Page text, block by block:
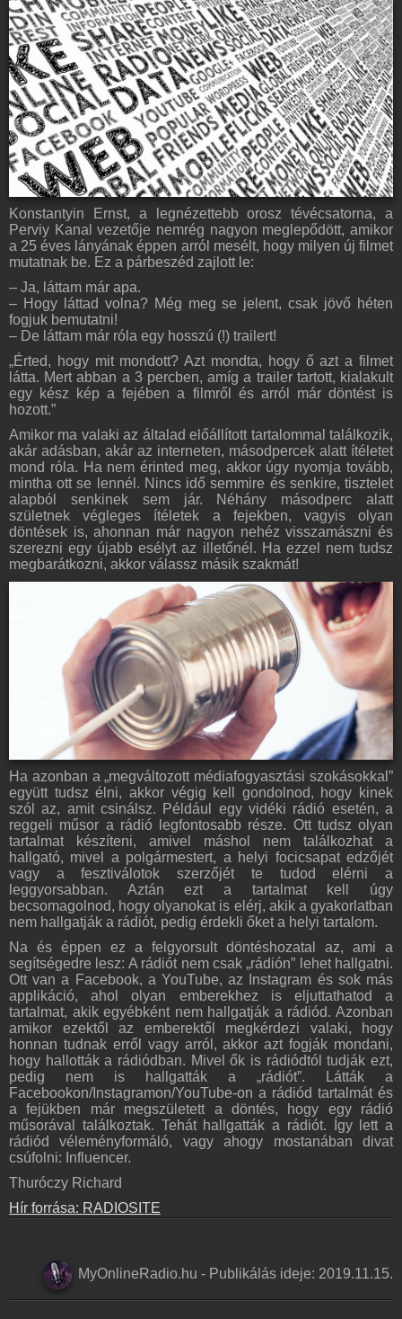
Konstantyin Ernst, a legnézettebb orosz tévécsatorna, a
Perviy Kanal vezetője nemrég nagyon meglepődött, amikor
a 25 éves lányának éppen arról mesélt, hogy milyen új filmet
mutatnak be. Ez a párbeszéd zajlott le:
– Ja, láttam már apa.
– Hogy láttad volna? Még meg se jelent, csak jövő héten
fogjuk bemutatni!
– De láttam már róla egy hosszú (!) trailert!
„Érted, hogy mit mondott? Azt mondta, hogy ő azt a filmet
látta. Mert abban a 3 percben, amíg a trailer tartott, kialakult
egy kész kép a fejében a filmről és arról már döntést is
hozott.”
Amikor ma valaki az általad előállított tartalommal találkozik,
akár adásban, akár az interneten, másodpercek alatt ítéletet
mond róla. Ha nem érinted meg, akkor úgy nyomja tovább,
mintha ott se lennél. Nincs idő semmire és senkire, tisztelet
alapból senkinek sem jár. Néhány másodperc alatt
születnek végleges ítéletek a fejekben, vagyis olyan
döntések is, ahonnan már nagyon nehéz visszamászni és
szerezni egy újabb esélyt az illetőnél. Ha ezzel nem tudsz
megbarátkozni, akkor válassz másik szakmát!
Ha azonban a „megváltozott médiafogyasztási szokásokkal”
együtt tudsz élni, akkor végig kell gondolnod, hogy kinek
szól az, amit csinálsz. Például egy vidéki rádió esetén, a
reggeli műsor a rádió legfontosabb része. Ott tudsz olyan
tartalmat készíteni, amivel máshol nem találkozhat a
hallgató, mivel a polgármestert, a helyi focicsapat edzőjét
vagy a fesztiválotok szerzőjét te tudod elérni a
leggyorsabban. Aztán ezt a tartalmat kell úgy
becsomagolnod, hogy olyanokat is elérj, akik a gyakorlatban
nem hallgatják a rádiót, pedig érdekli őket a helyi tartalom.
Na és éppen ez a felgyorsult döntéshozatal az, ami a
segítségedre lesz: A rádiót nem csak „rádión” lehet hallgatni.
Ott van a Facebook, a YouTube, az Instagram és sok más
applikáció, ahol olyan emberekhez is eljuttathatod a
tartalmat, akik egyébként nem hallgatják a rádiód. Azonban
amikor ezektől az emberektől megkérdezi valaki, hogy
honnan tudnak erről vagy arról, akkor azt fogják mondani,
hogy hallották a rádiódban. Mivel ők is rádiódtól tudják ezt,
pedig nem is hallgatták a „rádiót”. Látták a
Facebookon/Instagramon/YouTube-on a rádiód tartalmát és
a fejükben már megszületett a döntés, hogy egy rádió
műsorával találkoztak. Tehát hallgatták a rádiót. Így lett a
rádiód véleményformáló, vagy ahogy mostanában divat
csúfolni: Influencer.
Thuróczy Richard
Hír forrása: RADIOSITE
MyOnlineRadio.hu - Publikálás ideje: 2019.11.15.